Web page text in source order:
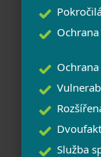
Služba